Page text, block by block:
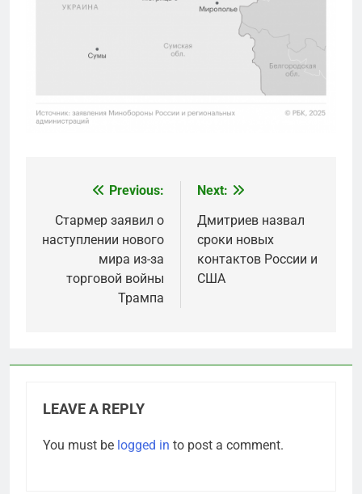
navigation
Previous:
Стармер заявил о
наступлении нового
мира из-за
торговой войны
Трампа
Next:
Дмитриев назвал
сроки новых
контактов России и
США
LEAVE A REPLY
You must be logged in to post a comment.